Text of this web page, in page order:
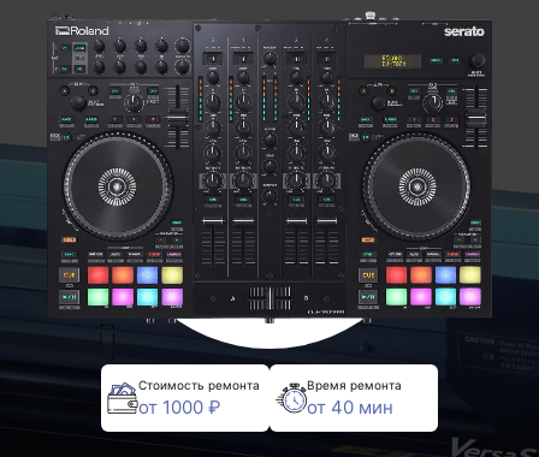
Стоимость ремонта
от 1000 ₽
Время ремонта
от 40 мин